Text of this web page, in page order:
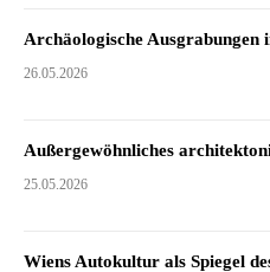
Archäologische
26.05.2026
Außergewöhnliches
25.05.2026
Wiens Autokultur als Spiegel